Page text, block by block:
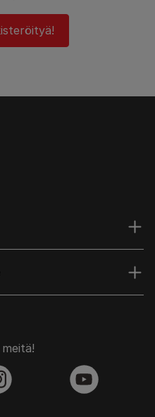
youtube